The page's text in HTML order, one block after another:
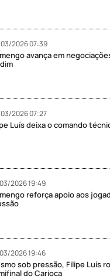
2026 07:39
avança em
2026 07:27
Luís deixa o comando
2026 19:49
reforça apoio aos
2026 19:46
sob pressão, Filipe Luís
do Carioca